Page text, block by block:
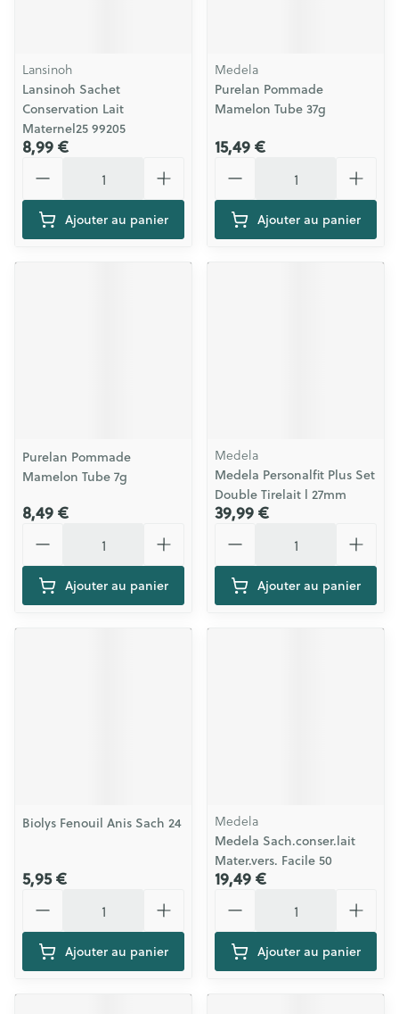
Lansinoh
Lansinoh Sachet
Conservation Lait
Maternel25 99205
8,99 €
Ajouter au panier
Medela
Purelan Pommade
Mamelon Tube 37g
15,49 €
Ajouter au panier
Purelan Pommade
Mamelon Tube 7g
8,49 €
Ajouter au panier
Medela
Medela Personalfit Plus Set
Double Tirelait l 27mm
39,99 €
Ajouter au panier
Biolys Fenouil Anis Sach 24
5,95 €
Ajouter au panier
Medela
Medela Sach.conser.lait
Mater.vers. Facile 50
19,49 €
Ajouter au panier